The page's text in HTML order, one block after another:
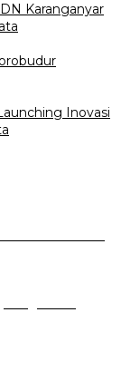
Karanganyar
Inovasi